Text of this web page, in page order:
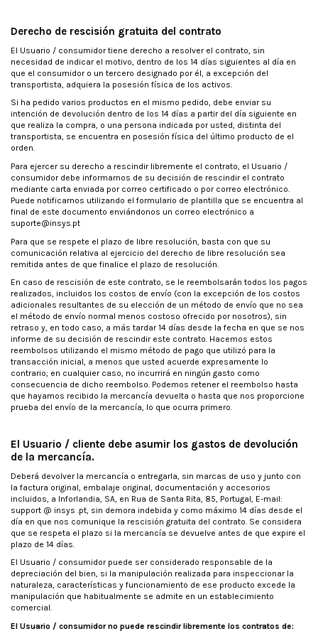
Derecho de rescisión gratuita del contrato
El Usuario / consumidor tiene derecho a resolver el contrato, sin
necesidad de indicar el motivo, dentro de los 14 días siguientes al día en
que el consumidor o un tercero designado por él, a excepción del
transportista, adquiera la posesión física de los activos.
Si ha pedido varios productos en el mismo pedido, debe enviar su
intención de devolución dentro de los 14 días a partir del día siguiente en
que realiza la compra, o una persona indicada por usted, distinta del
transportista, se encuentra en posesión física del último producto de el
orden.
Para ejercer su derecho a rescindir libremente el contrato, el Usuario /
consumidor debe informarnos de su decisión de rescindir el contrato
mediante carta enviada por correo certificado o por correo electrónico.
Puede notificarnos utilizando el formulario de plantilla que se encuentra al
final de este documento enviándonos un correo electrónico a
suporte@insys.pt
Para que se respete el plazo de libre resolución, basta con que su
comunicación relativa al ejercicio del derecho de libre resolución sea
remitida antes de que finalice el plazo de resolución.
En caso de rescisión de este contrato, se le reembolsarán todos los pagos
realizados, incluidos los costos de envío (con la excepción de los costos
adicionales resultantes de su elección de un método de envío que no sea
el método de envío normal menos costoso ofrecido por nosotros), sin
retraso y, en todo caso, a más tardar 14 días desde la fecha en que se nos
informe de su decisión de rescindir este contrato. Hacemos estos
reembolsos utilizando el mismo método de pago que utilizó para la
transacción inicial, a menos que usted acuerde expresamente lo
contrario; en cualquier caso, no incurrirá en ningún gasto como
consecuencia de dicho reembolso. Podemos retener el reembolso hasta
que hayamos recibido la mercancía devuelta o hasta que nos proporcione
prueba del envío de la mercancía, lo que ocurra primero.
El Usuario / cliente debe asumir los gastos de devolución
de la mercancía.
Deberá devolver la mercancía o entregarla, sin marcas de uso y junto con
la factura original, embalaje original, documentación y accesorios
incluidos, a Inforlandia, SA, en Rua de Santa Rita, 85, Portugal, E-mail:
support @ insys .pt, sin demora indebida y como máximo 14 días desde el
día en que nos comunique la rescisión gratuita del contrato. Se considera
que se respeta el plazo si la mercancía se devuelve antes de que expire el
plazo de 14 días.
El Usuario / consumidor puede ser considerado responsable de la
depreciación del bien, si la manipulación realizada para inspeccionar la
naturaleza, características y funcionamiento de ese producto excede la
manipulación que habitualmente se admite en un establecimiento
comercial.
El Usuario / consumidor no puede rescindir libremente los contratos de: